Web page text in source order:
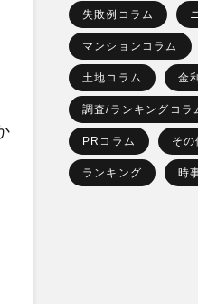
失敗例コラム
マンションコラム
土地コラム 金
調査/ランキングコラ
PRコラム その
ランキング 時